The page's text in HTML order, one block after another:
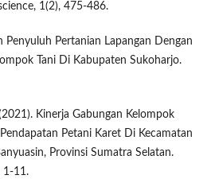
1(2), 475-486.
Penyuluh Pertanian Lapangan Dengan
Tani Di Kabupaten Sukoharjo.
Kinerja Gabungan Kelompok
Petani Karet Di Kecamatan
Provinsi Sumatra Selatan.
1-11.